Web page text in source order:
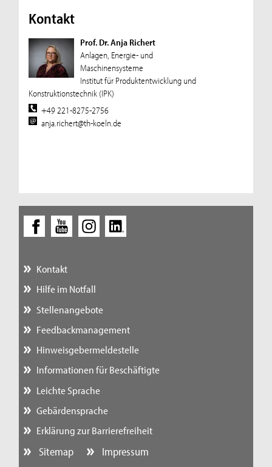
Kontakt
Prof. Dr. Anja Richert
Anlagen, Energie- und
Maschinensysteme
Institut für Produktentwicklung und
Konstruktionstechnik (IPK)
+49 221-8275-2756
anja.richert@th-koeln.de
Kontakt
Hilfe im Notfall
Stellenangebote
Feedbackmanagement
Hinweisgebermeldestelle
Informationen für Beschäftigte
Leichte Sprache
Gebärdensprache
Erklärung zur Barrierefreiheit
Sitemap
Impressum